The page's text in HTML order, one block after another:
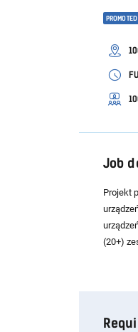
PROMOTED
Job
Projekt
(20+)